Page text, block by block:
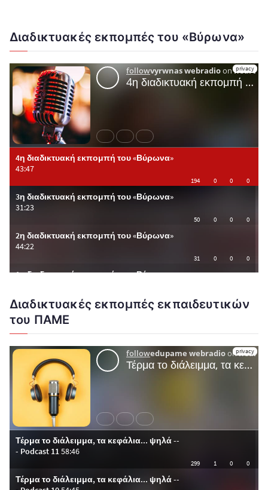
Διαδικτυακές εκπομπές του «Βύρωνα»
Διαδικτυακές εκπομπές εκπαιδευτικών
του ΠΑΜΕ